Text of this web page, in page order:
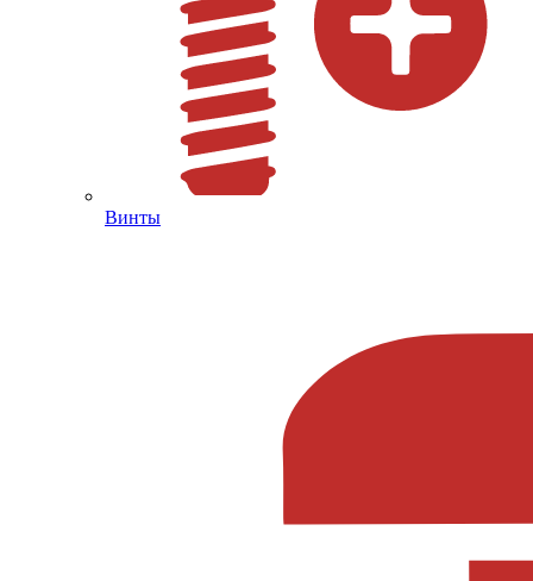
Винты